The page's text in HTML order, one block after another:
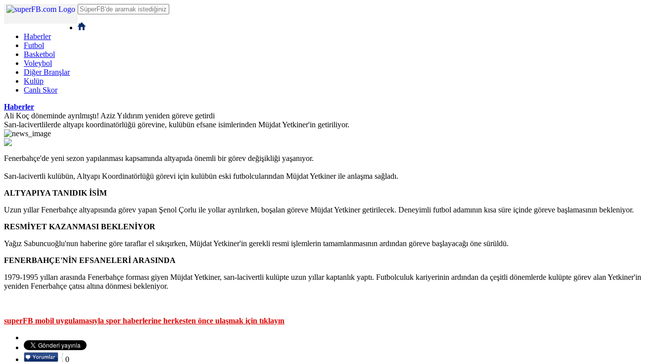
Haberler
Futbol
Basketbol
Voleybol
Diğer Branşlar
Kulüp
Canlı Skor
Haberler
Ali Koç döneminde ayrılmıştı! Aziz Yıldırım yeniden göreve getirdi
Sarı-lacivertlilerde altyapı koordinatörlüğü görevine, kulübün efsane isimlerinden Müjdat Yetkiner'in getiriliyor.
Fenerbahçe'de yeni sezon yapılanması kapsamında altyapıda önemli bir görev değişikliği yaşanıyor.
Sarı-lacivertli kulübün, Altyapı Koordinatörlüğü görevi için kulübün eski futbolcularından Müjdat Yetkiner ile anlaşma sağladı.
ALTYAPIYA TANIDIK İSİM
Uzun yıllar Fenerbahçe altyapısında görev yapan Şenol Çorlu ile yollar ayrılırken, boşalan göreve Müjdat Yetkiner getirilecek. Deneyimli futbol adamının kısa süre içinde göreve başlamasının bekleniyor.
RESMİYET KAZANMASI BEKLENİYOR
Yağız Sabuncuoğlu'nun haberine göre taraflar el sıkışırken, Müjdat Yetkiner'in gerekli resmi işlemlerin tamamlanmasının ardından göreve başlayacağı öne sürüldü.
FENERBAHÇE'NİN EFSANELERİ ARASINDA
1979-1995 yılları arasında Fenerbahçe forması giyen Müjdat Yetkiner, sarı-lacivertli kulüpte uzun yıllar kaptanlık yaptı. Futbolculuk kariyerinin ardından da çeşitli dönemlerde kulüpte görev alan Yetkiner'in
yeniden Fenerbahçe çatısı altına dönmesi bekleniyor.
superFB mobil uygulamasıyla spor haberlerine herkesten önce ulaşmak için tıklayın
0